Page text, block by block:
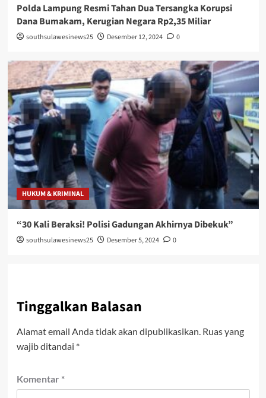
Polda Lampung Resmi Tahan Dua Tersangka Korupsi
Dana Bumakam, Kerugian Negara Rp2,35 Miliar
southsulawesinews25 Desember 12, 2024 0
HUKUM & KRIMINAL
“30 Kali Beraksi! Polisi Gadungan Akhirnya Dibekuk”
southsulawesinews25 Desember 5, 2024 0
Tinggalkan Balasan
Alamat email Anda tidak akan dipublikasikan. Ruas yang
wajib ditandai *
Komentar *